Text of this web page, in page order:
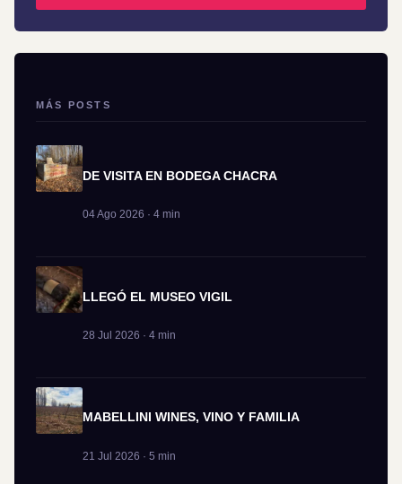
MÁS POSTS
DE VISITA EN BODEGA CHACRA
04 Ago 2026 · 4 min
LLEGÓ EL MUSEO VIGIL
28 Jul 2026 · 4 min
MABELLINI WINES, VINO Y FAMILIA
21 Jul 2026 · 5 min